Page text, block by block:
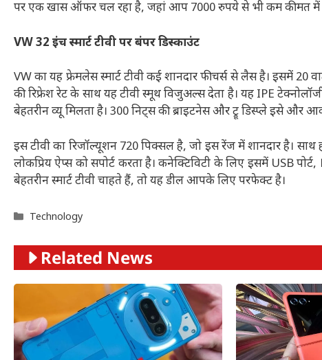
पर एक खास ऑफर चल रहा है, जहां आप 7000 रुपये से भी कम कीमत में
VW 32 इंच स्मार्ट टीवी पर बंपर डिस्काउंट
VW का यह फ्रेमलेस स्मार्ट टीवी कई शानदार फीचर्स से लैस है। इसमें
की रिफ्रेश रेट के साथ यह टीवी स्मूथ विजुअल्स देता है। यह IPE
बेहतरीन व्यू मिलता है। 300 निट्स की ब्राइटनेस और ट्रू डिस्प्ले इसे और
इस टीवी का रिजॉल्यूशन 720 पिक्सल है, जो इस रेंज में शानदार है। साथ
लोकप्रिय ऐप्स को सपोर्ट करता है। कनेक्टिविटी के लिए इसमें USB
बेहतरीन स्मार्ट टीवी चाहते हैं, तो यह डील आपके लिए परफेक्ट है।
Categories
Technology
Related News